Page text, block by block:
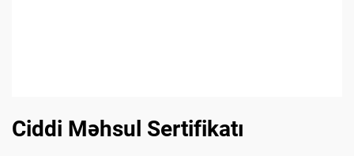
Ciddi Məhsul Sertifikatı